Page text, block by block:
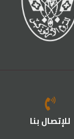
للإتصال بنا